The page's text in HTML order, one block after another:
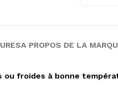
A PROPOS DE LA
ou froides à bonne